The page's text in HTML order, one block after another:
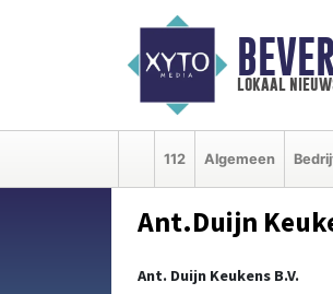
lokaal
112 Algemeen
Ant.Duijn
Ant. Duijn Keukens B.V.